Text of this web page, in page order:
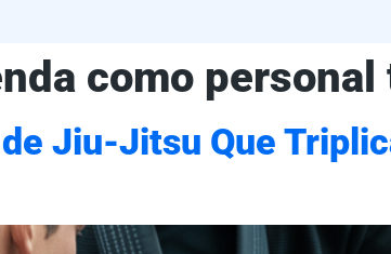
como
Jiu-Jitsu Que